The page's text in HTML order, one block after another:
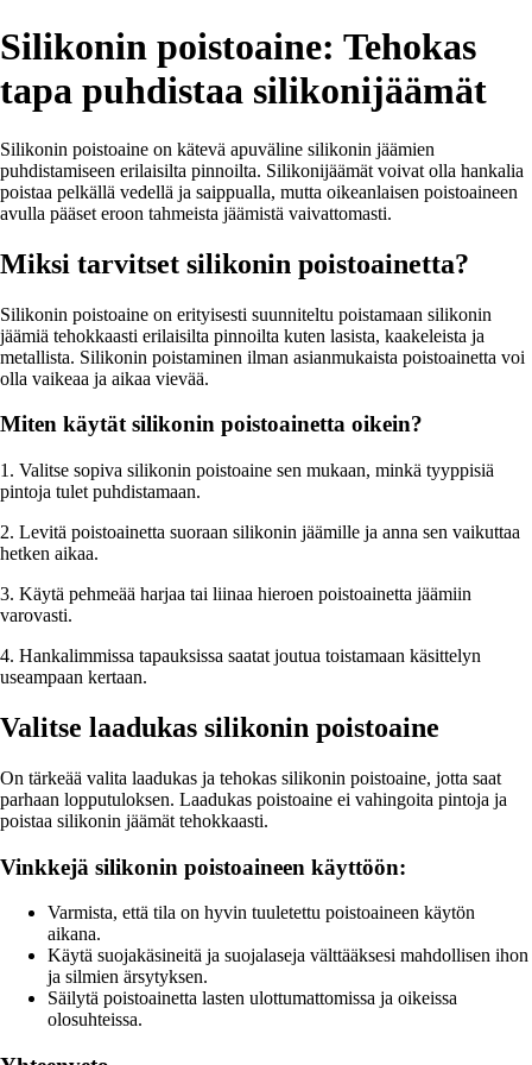
Silikonin poistoaine: Tehokas
tapa puhdistaa silikonijäämät
Silikonin poistoaine on kätevä apuväline silikonin jäämien
puhdistamiseen erilaisilta pinnoilta. Silikonijäämät voivat olla hankalia
poistaa pelkällä vedellä ja saippualla, mutta oikeanlaisen poistoaineen
avulla pääset eroon tahmeista jäämistä vaivattomasti.
Miksi tarvitset silikonin poistoainetta?
Silikonin poistoaine on erityisesti suunniteltu poistamaan silikonin
jäämiä tehokkaasti erilaisilta pinnoilta kuten lasista, kaakeleista ja
metallista. Silikonin poistaminen ilman asianmukaista poistoainetta voi
olla vaikeaa ja aikaa vievää.
Miten käytät silikonin poistoainetta oikein?
1. Valitse sopiva silikonin poistoaine sen mukaan, minkä tyyppisiä
pintoja tulet puhdistamaan.
2. Levitä poistoainetta suoraan silikonin jäämille ja anna sen vaikuttaa
hetken aikaa.
3. Käytä pehmeää harjaa tai liinaa hieroen poistoainetta jäämiin
varovasti.
4. Hankalimmissa tapauksissa saatat joutua toistamaan käsittelyn
useampaan kertaan.
Valitse laadukas silikonin poistoaine
On tärkeää valita laadukas ja tehokas silikonin poistoaine, jotta saat
parhaan lopputuloksen. Laadukas poistoaine ei vahingoita pintoja ja
poistaa silikonin jäämät tehokkaasti.
Vinkkejä silikonin poistoaineen käyttöön:
Varmista, että tila on hyvin tuuletettu poistoaineen käytön
aikana.
Käytä suojakäsineitä ja suojalaseja välttääksesi mahdollisen ihon
ja silmien ärsytyksen.
Säilytä poistoainetta lasten ulottumattomissa ja oikeissa
olosuhteissa.